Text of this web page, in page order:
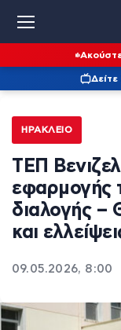
ΗΡΆΚΛΕΙΟ
ΤΕΠ
εφαρμογής
διαλογής –
και
09.05.2026, 8:00